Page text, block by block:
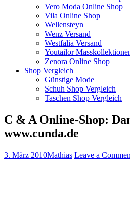
Vero Moda Online Shop
Vila Online Shop
Wellensteyn
Wenz Versand
Westfalia Versand
Youtailor
Zenora Online Shop
Shop Vergleich
Günstige Mode
Schuh Shop Vergleich
Taschen Shop Vergleich
C & A Online-Shop:
www.cunda.de
3. März 2010Mathias Leave a